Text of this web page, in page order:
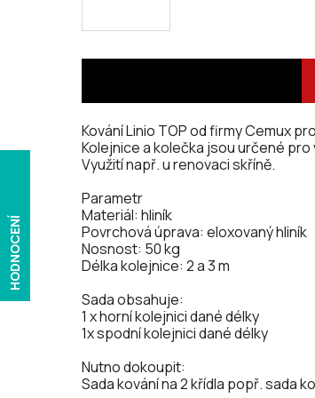
Kování Linio TOP od firmy Cemux
Kolejnice a kolečka jsou určené
Využití např. u renovaci skříně.
Parametr
Materiál: hliník
Povrchová úprava: eloxovaný hliník
Nosnost: 50 kg
Délka kolejnice: 2 a 3 m
Sada obsahuje:
1 x horní kolejnici dané délky
1x spodní kolejnici dané délky
Nutno dokoupit:
Sada kování na 2 křídla popř. sada
HODNOCENÍ